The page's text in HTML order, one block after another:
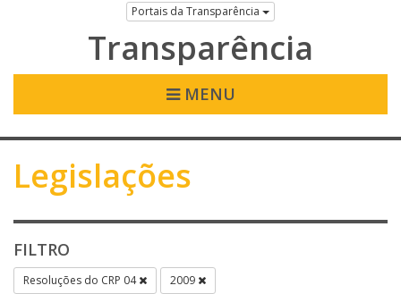
Portais da Transparência
Transparência
MENU
Legislações
FILTRO
Resoluções do CRP 04 2009